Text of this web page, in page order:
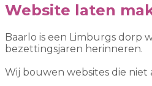
Website laten
Baarlo is een Limburgs dorp
bezettingsjaren herinneren.
Wij bouwen websites die